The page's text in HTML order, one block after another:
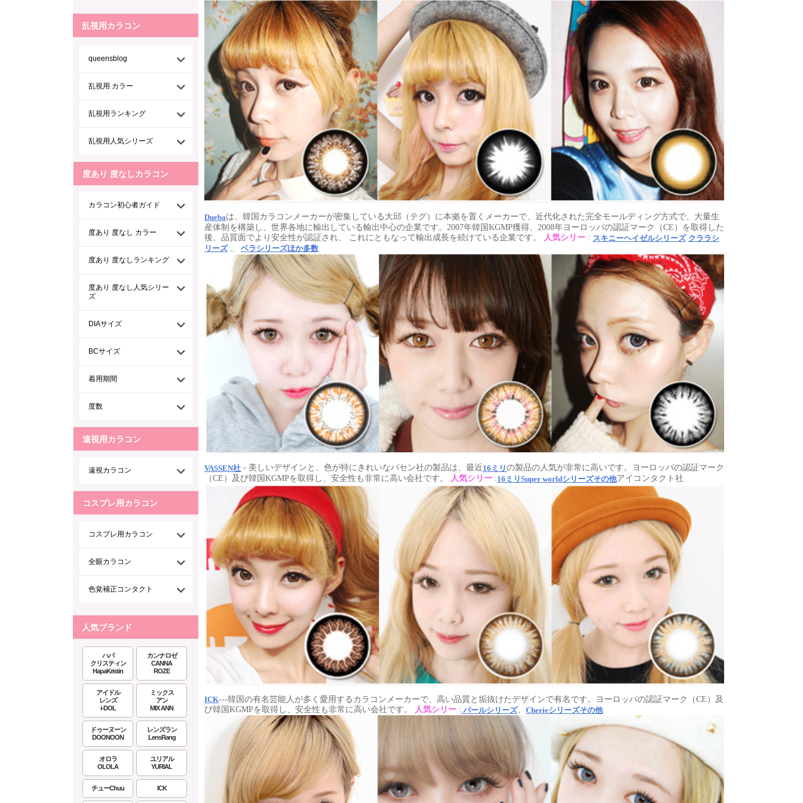
乱視用カラコン
queensblog
乱視用 カラー
乱視用ランキング
乱視用人気シリーズ
度あり 度なしカラコン
カラコン初心者ガイド
度あり 度なし カラー
度あり 度なしランキング
度あり 度なし人気シリー
ズ
DIAサイズ
BCサイズ
着用期間
度数
遠視用カラコン
遠視カラコン
コスプレ用カラコン
コスプレ用カラコン
全眼カラコン
色覚補正コンタクト
人気ブランド
ハパ
クリスティン
HapaKristin
カンナロゼ
CANNA
ROZE
アイドル
レンズ
i-DOL
ミックス
アン
MIX ANN
ドゥーヌーン
DOONOON
レンズラン
LensRang
オロラ
OLOLA
ユリアル
YURIAL
チューChuu ICK
Duebaは、韓国カラコンメーカーが密集している大邱（テグ）に本拠を置くメーカーで、近代化された完全モールディング方式で、大量生
産体制を構築し、世界各地に輸出している輸出中心の企業です。2007年韓国KGMP獲得、2008年ヨーロッパの認証マーク（CE）を取得した
後、品質面でより安全性が認証され、 これにともなって輸出成長を続けている企業です。
人気シリー : スキニーヘイゼルシリーズ クララシ
リーズ、 ベラシリーズほか多数
VASSEN社 - 美しいデザインと、色が特にきれいなバセン社の製品は、最近16ミリ の製品の人気が非常に高いです。ヨーロッパの認証マーク
（CE）及び韓国KGMPを取得し、安全性も非常に高い会社です。
人気シリー :16ミリSuper worldシリーズその他アイコンタクト社
ICK---韓国の有名芸能人が多く愛用するカラコンメーカーで、高い品質と垢抜けたデザインで有名です。ヨーロッパの認証マーク（CE）及
び韓国KGMPを取得し、安全性も非常に高い会社です。
人気シリー : パールシリーズ、 Cherieシリーズその他